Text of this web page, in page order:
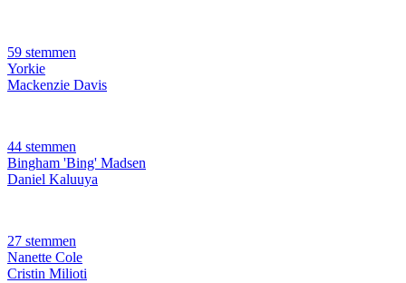
59 stemmen
Yorkie
Mackenzie Davis
44 stemmen
Bingham 'Bing' Madsen
Daniel Kaluuya
27 stemmen
Nanette Cole
Cristin Milioti